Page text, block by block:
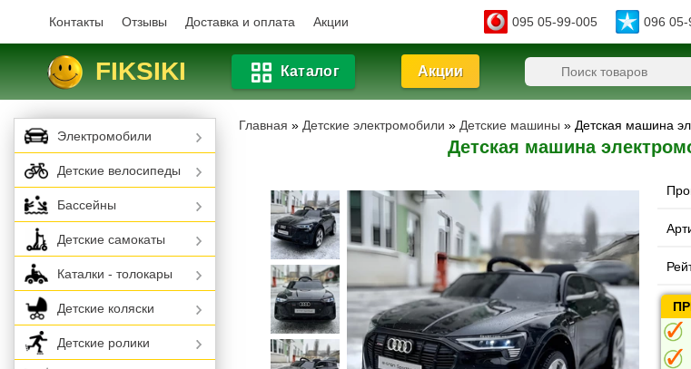
Контакты Отзывы Доставка и оплата Акции 095 05-99-005 096
FIKSIKI Каталог Акции
Главная » Детские электромобили » Детские машины » Детская машина
Детская машина
Электромобили
Детские велосипеды
Бассейны
Детские самокаты
Каталки - толокары
Детские коляски
Детские ролики